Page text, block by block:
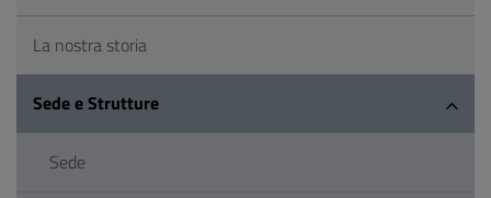
La nostra storia
Sede e Strutture
Sede